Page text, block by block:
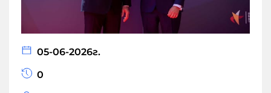
05-06-2026г.
0